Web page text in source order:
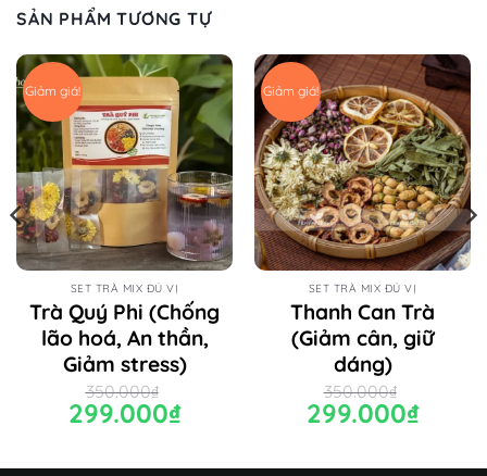
SẢN PHẨM TƯƠNG TỰ
Giảm giá!
SET TRÀ MIX ĐỦ VỊ
Trà Quý Phi (Chống
lão hoá, An thần,
Giảm stress)
350.000₫
Giá
gốc
299.000₫Giá
hiện
Giảm giá!
SET TRÀ MIX ĐỦ VỊ
Thanh Can Trà
(Giảm cân, giữ
dáng)
350.000₫
Giá
gốc
299.000₫Giá
hiện